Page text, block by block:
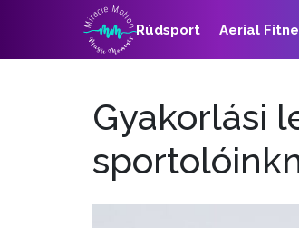
Rúdsport Aerial
Gyakorlási